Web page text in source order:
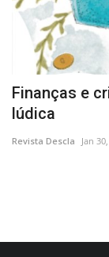
Finanças e
lúdica
Revista Descla Jan